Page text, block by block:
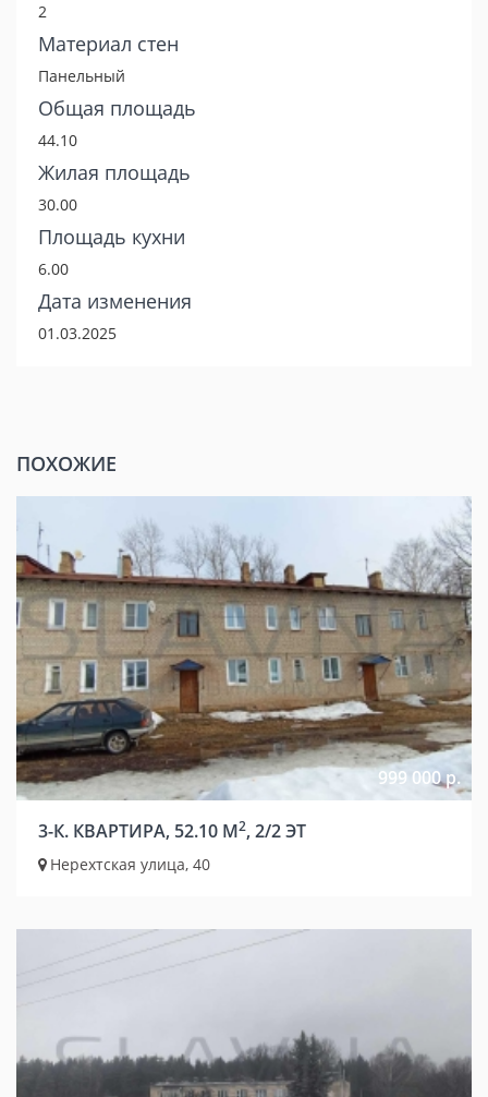
2
Материал стен
Панельный
Общая площадь
44.10
Жилая площадь
30.00
Площадь кухни
6.00
Дата изменения
01.03.2025
ПОХОЖИЕ
999 000 р.
3-К. КВАРТИРА, 52.10 М2, 2/2 ЭТ
Нерехтская улица, 40